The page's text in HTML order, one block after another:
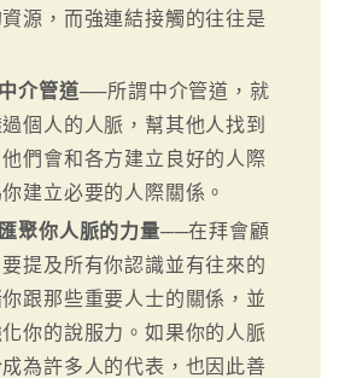
源，而強連結接觸的往往是
介管道──所謂中介管道，就
個人的人脈，幫其他人找到
們會和各方建立良好的人際
建立必要的人際關係。
聚你人脈的力量──在拜會顧
提及所有你認識並有往來的
跟那些重要人士的關係，並
你的說服力。如果你的人脈
為許多人的代表，也因此善